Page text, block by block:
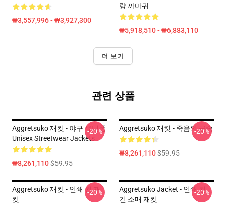
₩3,557,996 - ₩3,927,300
량 까마귀
₩5,918,510 - ₩6,883,110
더 보기
관련 상품
Aggretsuko 재킷 - 야구 유니폼
Unisex Streetwear Jackets
₩8,261,110$59.95
-20% Aggretsuko 재킷 - 죽음의 금속
₩8,261,110$59.95
-20%
Aggretsuko 재킷 - 인쇄 된 재
킷
-20%
Aggretsuko Jacket - 인쇄 된
긴 소매 재킷
-20%